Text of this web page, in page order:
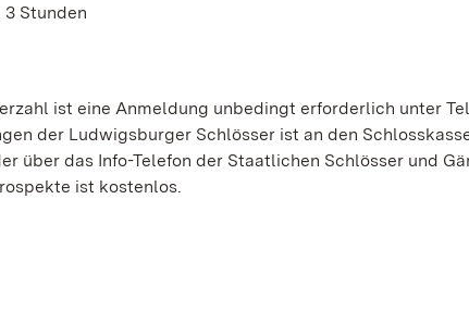
3 Stunden
ist eine Anmeldung unbedingt erforderlich unter
der Ludwigsburger Schlösser ist an den
über das Info-Telefon der Staatlichen Schlösser und
ist kostenlos.